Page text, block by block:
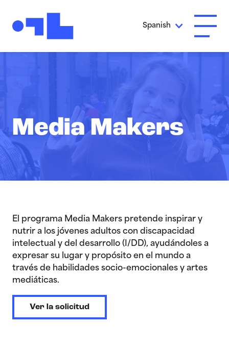
Spanish Abrir
Media Makers
El programa Media Makers pretende inspirar y
nutrir a los jóvenes adultos con discapacidad
intelectual y del desarrollo (I/DD), ayudándoles a
expresar su lugar y propósito en el mundo a
través de habilidades socio-emocionales y artes
mediáticas.
Ver la solicitud